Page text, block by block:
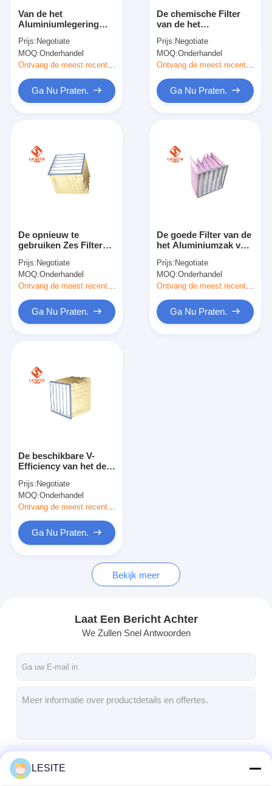
Kwaliteitscontrole
Neem contact met ons op
Nieuws
Luchtfilter die Machine maken
Luchtfilter Productiemachine
Automatische het Vastnagelen Machine
Semi Automatische het Vastnagelen Machine
Kaderlasser
De Filter van de aluminiumzak
Stofzakfilter
ultrasone stikkende machine
luchtfilter Frame maken machine
Van de het
Aluminiumlegering
ziekenhuisgebruik van
de het Kaderglasvezel
F8 de Zakfilter voor
Prijs: Negotiate
MOQ:Onderhandel
Ontvang de meest recente Prijs
Ga Nu Praten.
De chemische Filter
van de het
Weerstands Lage
Hygroscopiciteit H11
Prijs: Negotiate
MOQ:Onderhandel
Ontvang de meest recente Prijs
Ga Nu Praten.
De opnieuw te
gebruiken Zes Filter
de Filter van de 0,1
Micronslucht voor het
Systeem van de
Prijs:Negotiate
MOQ:Onderhandel
Ontvang de meest recente Prijs
Ga Nu Praten.
De goede Filter van de
het Aluminiumzak van
Luchtdoordringbaarheid
F8 voor niet Stofzaal
Prijs:Negotiate
MOQ:Onderhandel
Ontvang de meest recente Prijs
Ga Nu Praten.
De beschikbare V-
Efficiency van het de
Banken779
Synthetische Vezel
Prijs:Negotiate
MOQ:Onderhandel
Ontvang de meest recente Prijs
Ga Nu Praten.
Bekijk meer
Laat Een Bericht Achter
We Zullen Snel Antwoorden
LESITE